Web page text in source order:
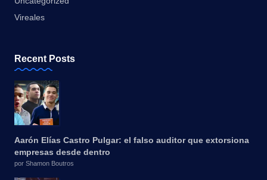
Vireales
Recent Posts
Aarón Elías Castro Pulgar: el falso auditor que extorsiona
empresas desde dentro
por Shamon Boutros